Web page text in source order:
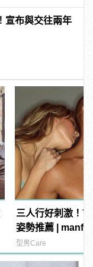
宣布與交往兩年
三人行好刺激！7
姿勢推薦 |
型男Care